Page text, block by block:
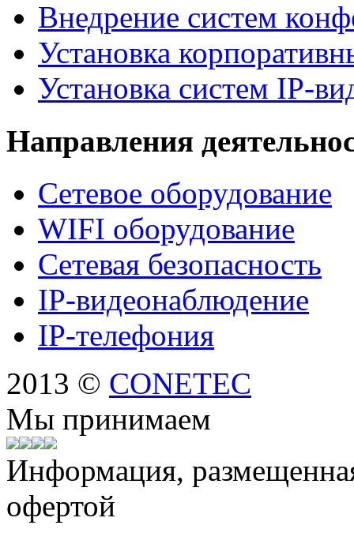
Внедрение систем
Установка
Установка систем IP-
Направления
Сетевое оборудование
WIFI оборудование
Сетевая безопасность
IP-видеонаблюдение
IP-телефония
2013 © CONETEC
Мы принимаем
Информация,
офертой